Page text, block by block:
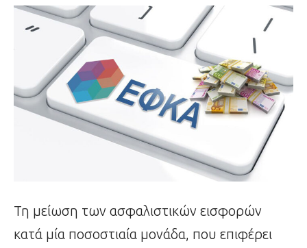
Τη μείωση των ασφαλιστικών εισφορών
κατά μία ποσοστιαία μονάδα, που επιφέρει